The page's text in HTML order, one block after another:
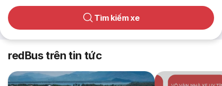
Tìm kiếm xe
redBus trên tin tức